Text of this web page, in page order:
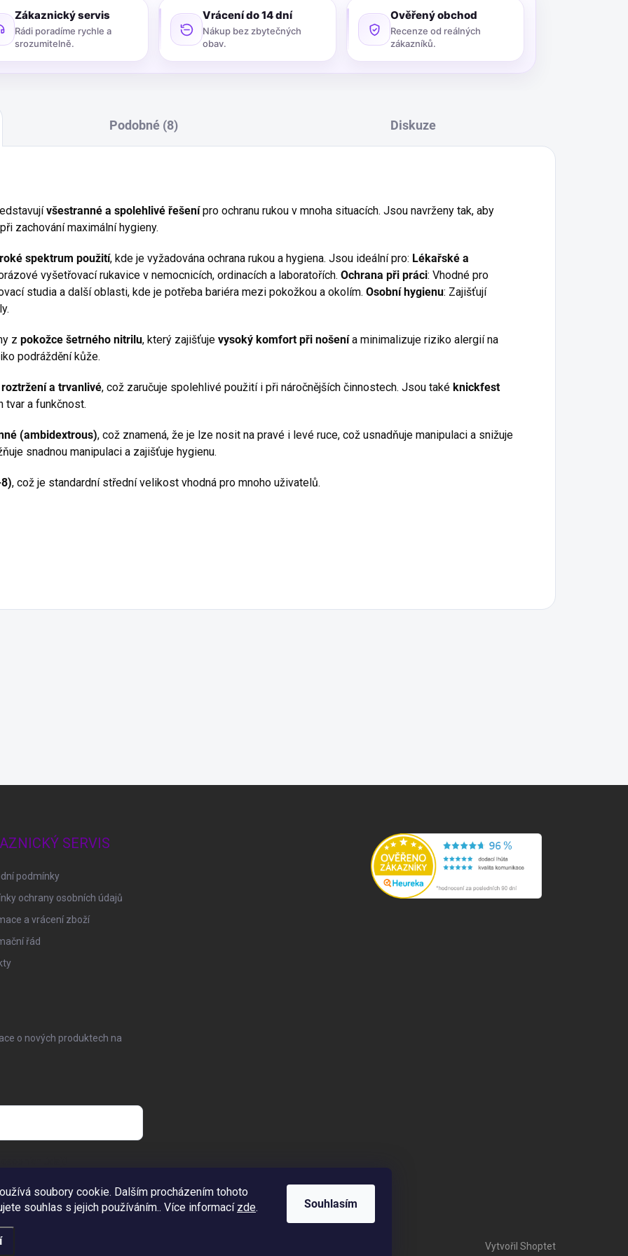
soubory cookie. Dalším procházením tohoto
souhlas s jejich používáním.. Více informací zde. Souhlasím
Zákaznický servis
Rádi poradíme rychle a
srozumitelně.
Vrácení do 14 dní
Nákup bez zbytečných
obav.
Ověřený obchod
Recenze od reálných
zákazníků.
Podobné (8) Diskuze
všestranné a spolehlivé řešenípro ochranu rukou v mnoha situacích. Jsou navrženy tak, aby
zachování maximální hygieny.
spektrum použití, kde je vyžadována ochrana rukou a hygiena. Jsou ideální pro: Lékařské a
vyšetřovací rukavice v nemocnicích, ordinacích a laboratořích. Ochrana při práci: Vhodné pro
studia a další oblasti, kde je potřeba bariéra mezi pokožkou a okolím. Osobní hygienu: Zajišťují
z pokožce šetrného nitrilu, který zajišťuje vysoký komfort při nošenía minimalizuje riziko alergií na
podráždění kůže.
a trvanlivé, což zaručuje spolehlivé použití i při náročnějších činnostech. Jsou také knickfest
tvar a funkčnost.
(ambidextrous), což znamená, že je lze nosit na pravé i levé ruce, což usnadňuje manipulaci a snižuje
snadnou manipulaci a zajišťuje hygienu.
, což je standardní střední velikost vhodná pro mnoho uživatelů.
SERVIS
podmínky
ochrany osobních údajů
a vrácení zboží
řád
o nových produktech na
Vytvořil Shoptet